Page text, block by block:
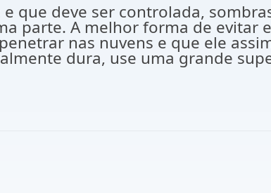
que deve ser controlada,
parte. A melhor forma de evitar
nas nuvens e que ele
dura, use uma grande